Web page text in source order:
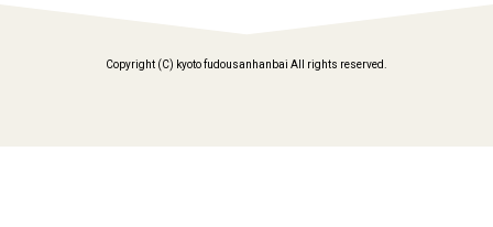
Copyright (C) kyoto fudousanhanbai All rights reserved.